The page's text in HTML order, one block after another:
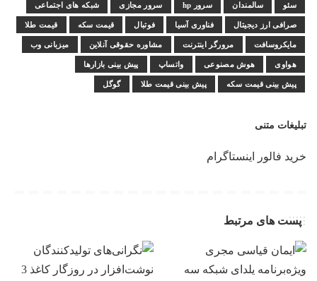
سئو سالمندان سرور hp سرور مجازی شبکه های اجتماعی
صرافی ارز دیجیتال فناوری آسیا فوتبال قیمت سکه قیمت طلا
مایکروسافت مرورگر اینترنت مشاوره حقوقی آنلاین میزبانی وب
هواوی هوش مصنوعی واتساپ پیش بینی بازارها
پیش بینی قیمت سکه پیش بینی قیمت طلا گوگل
تبلیغات متنی
خرید فالور اینستاگرام
پست های مرتبط